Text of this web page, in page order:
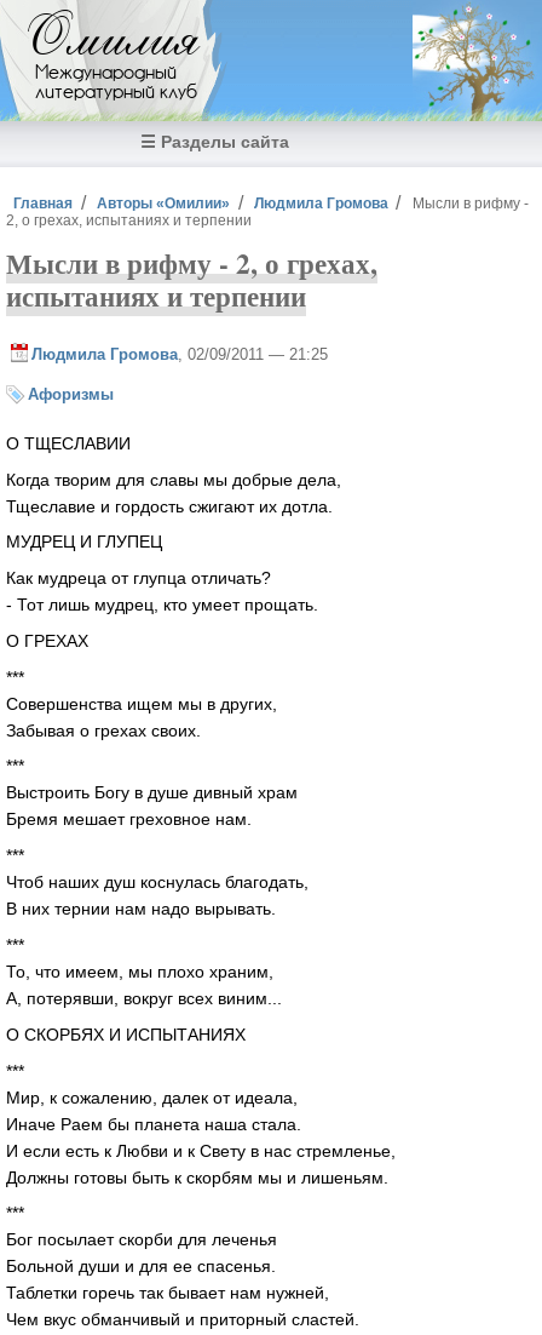
Перейти к основному содержанию
Омилия
Международный
литературный клуб
☰ Разделы сайта
Вы здесь
Главная Авторы «Омилии» Людмила Громова
Мысли в рифму -
2, о грехах, испытаниях и терпении
Мысли в рифму - 2, о грехах,
испытаниях и терпении
Людмила Громова , 02/09/2011 — 21:25
Афоризмы
О ТЩЕСЛАВИИ
Когда творим для славы мы добрые дела,
Тщеславие и гордость сжигают их дотла.
МУДРЕЦ И ГЛУПЕЦ
Как мудреца от глупца отличать?
- Тот лишь мудрец, кто умеет прощать.
О ГРЕХАХ
***
Совершенства ищем мы в других,
Забывая о грехах своих.
***
Выстроить Богу в душе дивный храм
Бремя мешает греховное нам.
***
Чтоб наших душ коснулась благодать,
В них тернии нам надо вырывать.
***
То, что имеем, мы плохо храним,
А, потерявши, вокруг всех виним...
О СКОРБЯХ И ИСПЫТАНИЯХ
***
Мир, к сожалению, далек от идеала,
Иначе Раем бы планета наша стала.
И если есть к Любви и к Свету в нас стремленье,
Должны готовы быть к скорбям мы и лишеньям.
***
Бог посылает скорби для леченья
Больной души и для ее спасенья.
Таблетки горечь так бывает нам нужней,
Чем вкус обманчивый и приторный сластей.